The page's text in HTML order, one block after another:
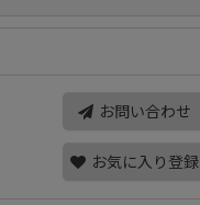
お問い合わせ
お気に入り登録